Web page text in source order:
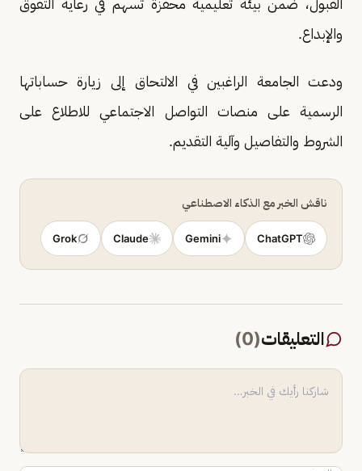
القبول، ضمن بيئة تعليمية محفزة تسهم في رعاية التفوق
والإبداع.
ودعت الجامعة الراغبين في الالتحاق إلى زيارة حساباتها
الرسمية على منصات التواصل الاجتماعي للاطلاع على
الشروط والتفاصيل وآلية التقديم.
ناقش الخبر مع الذكاء الاصطناعي
ChatGPT
Gemini
Claude
Grok
التعليقات(
0
)